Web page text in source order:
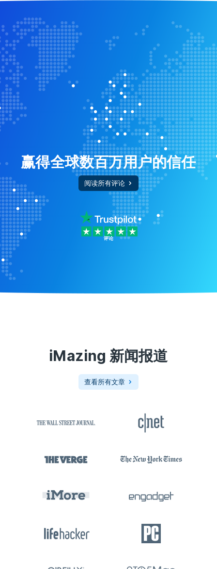
赢得全球数百万用户的信任
阅读所有评论
评论
iMazing 新闻报道
查看所有文章